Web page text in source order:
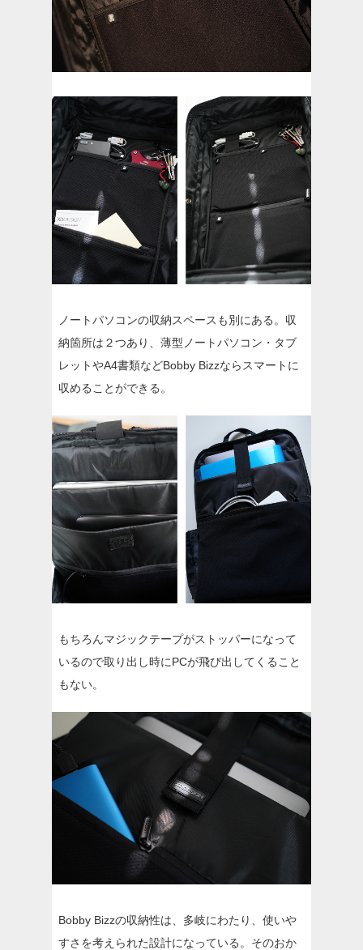
ノートパソコンの収納スペースも別にある。収
納箇所は２つあり、薄型ノートパソコン・タブ
レットやA4書類などBobby Bizzならスマートに
収めることができる。
もちろんマジックテープがストッパーになって
いるので取り出し時にPCが飛び出してくること
もない。
Bobby Bizzの収納性は、多岐にわたり、使いや
すさを考えられた設計になっている。そのおか